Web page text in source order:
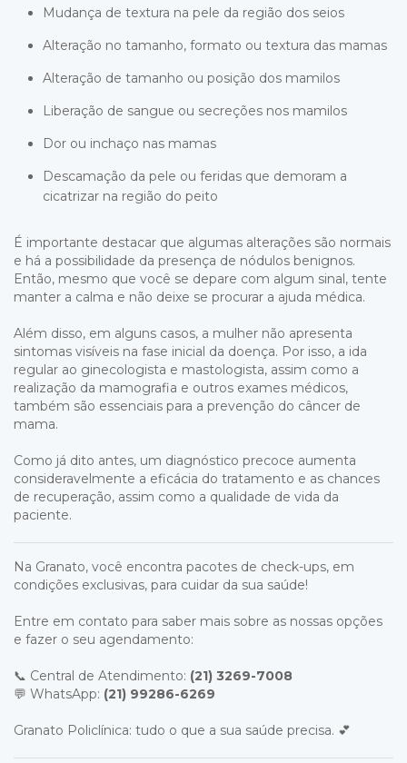
Mudança de textura na pele da região dos seios
Alteração no tamanho, formato ou textura das mamas
Alteração de tamanho ou posição dos mamilos
Liberação de sangue ou secreções nos mamilos
Dor ou inchaço nas mamas
Descamação da pele ou feridas que demoram a
cicatrizar na região do peito
É importante destacar que algumas alterações são normais
e há a possibilidade da presença de nódulos benignos.
Então, mesmo que você se depare com algum sinal, tente
manter a calma e não deixe se procurar a ajuda médica.
Além disso, em alguns casos, a mulher não apresenta
sintomas visíveis na fase inicial da doença. Por isso, a ida
regular ao ginecologista e mastologista, assim como a
realização da mamografia e outros exames médicos,
também são essenciais para a prevenção do câncer de
mama.
Como já dito antes, um diagnóstico precoce aumenta
consideravelmente a eficácia do tratamento e as chances
de recuperação, assim como a qualidade de vida da
paciente.
Na Granato, você encontra pacotes de check-ups, em
condições exclusivas, para cuidar da sua saúde!
Entre em contato para saber mais sobre as nossas opções
e fazer o seu agendamento:
📞 Central de Atendimento: (21) 3269-7008
💬 WhatsApp: (21) 99286-6269
Granato Policlínica: tudo o que a sua saúde precisa. 💕